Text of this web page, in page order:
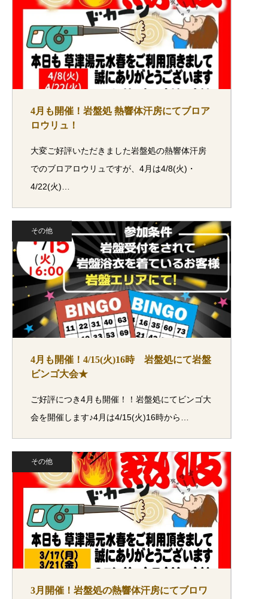
4月も開催！岩盤処 熱響体汗房にてブロア
ロウリュ！
大変ご好評いただきました岩盤処の熱響体汗房
でのブロアロウリュですが、4月は4/8(火)・
4/22(火)…
その他
4月も開催！4/15(火)16時 岩盤処にて岩盤
ビンゴ大会★
ご好評につき4月も開催！！岩盤処にてビンゴ大
会を開催します♪4月は4/15(火)16時から…
その他
3月開催！岩盤処の熱響体汗房にてブロワ